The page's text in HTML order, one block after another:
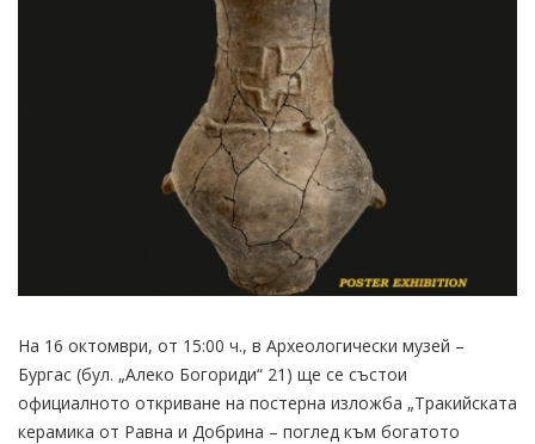
На 16 октомври, от 15:00 ч., в Археологически музей –
Бургас (бул. „Алеко Богориди“ 21) ще се състои
официалното откриване на постерна изложба „Тракийската
керамика от Равна и Добрина – поглед към богатото